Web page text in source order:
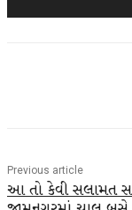
Previous article
આ તો કેવી સલામત